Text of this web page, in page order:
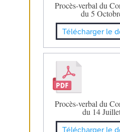
Procès-verbal du
du 5
Télécharger le
Procès-verbal du
du 14
Télécharger le